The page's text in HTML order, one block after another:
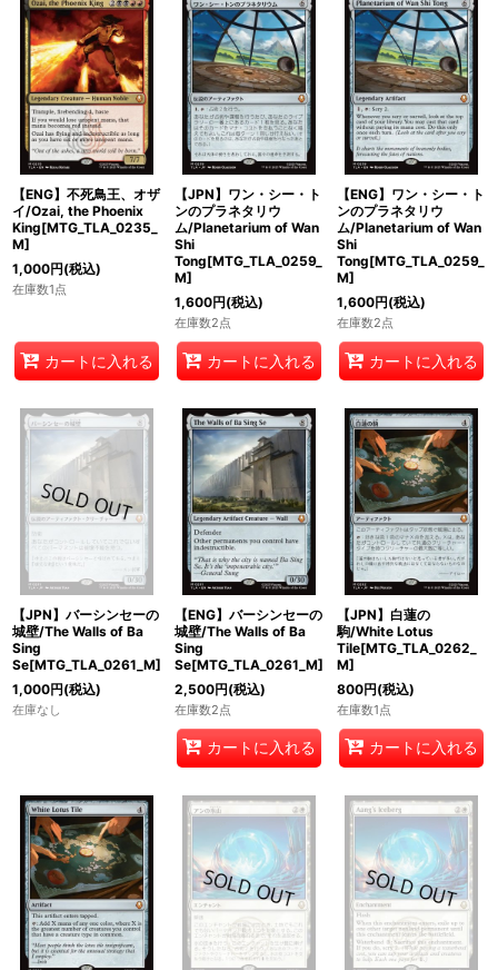
【ENG】不死鳥王、オザ
イ/Ozai, the Phoenix
King[MTG_TLA_0235_
M]
1,000円(税込)
在庫数1点
カートに入れる
【JPN】ワン・シー・ト
ンのプラネタリウ
ム/Planetarium of Wan
Shi
Tong[MTG_TLA_0259_
M]
1,600円(税込)
在庫数2点
カートに入れる
【ENG】ワン・シー・ト
ンのプラネタリウ
ム/Planetarium of Wan
Shi
Tong[MTG_TLA_0259_
M]
1,600円(税込)
在庫数2点
カートに入れる
【JPN】バーシンセーの
城壁/The Walls of Ba
Sing
Se[MTG_TLA_0261_M]
1,000円(税込)
在庫なし
【ENG】バーシンセーの
城壁/The Walls of Ba
Sing
Se[MTG_TLA_0261_M]
2,500円(税込)
在庫数2点
カートに入れる
【JPN】白蓮の
駒/White Lotus
Tile[MTG_TLA_0262_
M]
800円(税込)
在庫数1点
カートに入れる